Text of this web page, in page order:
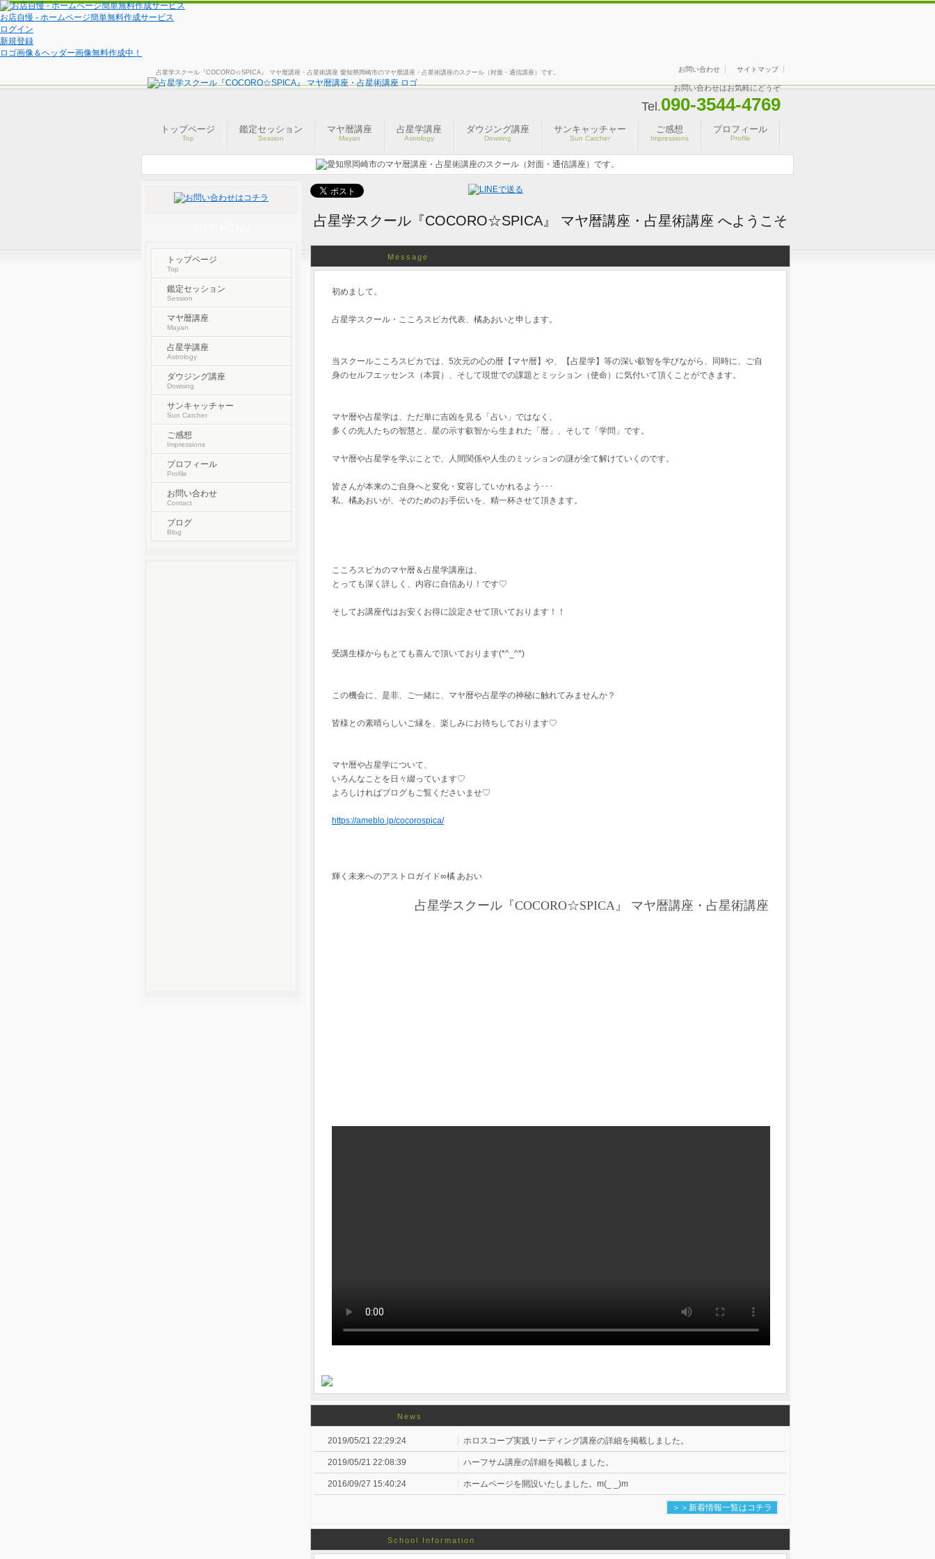
お店自慢 - ホームページ簡単無料作成サービス
ログイン
新規登録
ロゴ画像＆ヘッダー画像無料作成中！
占星学スクール『COCORO☆SPICA』 マヤ暦講座・占星術講座 愛知県岡崎市のマヤ暦講座・占星術講座のスクール（対面・通信講座）です。
お問い合わせはお気軽にどうぞ
Tel.090-3544-4769
お問い合わせ サイトマップ
トップページ
Top
鑑定セッション
Session
マヤ暦講座
Mayan
占星学講座
Astrology
ダウジング講座
Dowsing
サンキャッチャー
Sun Catcher
ご感想
Impressions
プロフィール
Profile
占星学スクール『COCORO☆SPICA』 マヤ暦講座・占星術講座 へようこそ
Message
初めまして。
占星学スクール・こころスピカ代表、橘あおいと申します。
当スクールこころスピカでは、5次元の心の暦【マヤ暦】や、【占星学】等の深い叡智を学びながら、同時に、ご自
身のセルフエッセンス（本質）、そして現世での課題とミッション（使命）に気付いて頂くことができます。
マヤ暦や占星学は、ただ単に吉凶を見る「占い」ではなく、
多くの先人たちの智慧と、星の示す叡智から生まれた「暦」、そして「学問」です。
マヤ暦や占星学を学ぶことで、人間関係や人生のミッションの謎が全て解けていくのです。
皆さんが本来のご自身へと変化・変容していかれるよう･･･
私、橘あおいが、そのためのお手伝いを、精一杯させて頂きます。
こころスピカのマヤ暦＆占星学講座は、
とっても深く詳しく、内容に自信あり！です♡
そしてお講座代はお安くお得に設定させて頂いております！！
受講生様からもとても喜んで頂いております(*^_^*)
この機会に、是非、ご一緒に、マヤ暦や占星学の神秘に触れてみませんか？
皆様との素晴らしいご縁を、楽しみにお待ちしております♡
マヤ暦や占星学について、
いろんなことを日々綴っています♡
よろしければブログもご覧くださいませ♡
https://ameblo.jp/cocorospica/
輝く未来へのアストロガイド∞橘 あおい
占星学スクール『COCORO☆SPICA』 マヤ暦講座・占星術講座
News
2019/05/21 22:29:24 ホロスコープ実践リーディング講座の詳細を掲載しました。
2019/05/21 22:08:39 ハーフサム講座の詳細を掲載しました。
2016/09/27 15:40:24 ホームページを開設いたしました。m(_ _)m
＞＞新着情報一覧はコチラ
School Information
トップページ
Top
鑑定セッション
Session
マヤ暦講座
Mayan
占星学講座
Astrology
ダウジング講座
Dowsing
サンキャッチャー
Sun Catcher
ご感想
Impressions
プロフィール
Profile
お問い合わせ
Contact
ブログ
Blog